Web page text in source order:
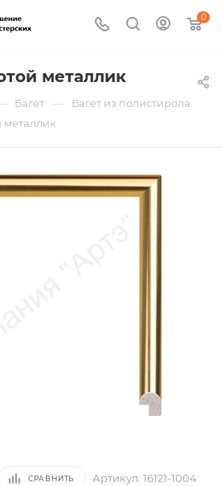
0
металлик
Багет — Багет из полистирола
металлик
СРАВНИТЬ Артикул: 16121-1004